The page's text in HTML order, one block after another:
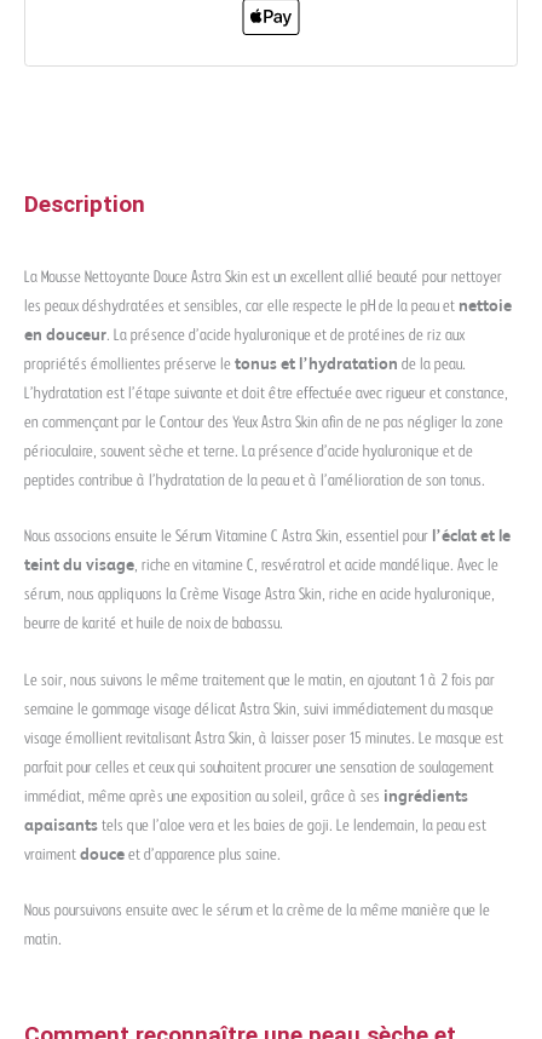
Description
La Mousse Nettoyante Douce Astra Skin est un excellent allié beauté pour nettoyer
les peaux déshydratées et sensibles, car elle respecte le pH de la peau et nettoie
en douceur. La présence d’acide hyaluronique et de protéines de riz aux
propriétés émollientes préserve le tonus et l’hydratation de la peau.
L’hydratation est l’étape suivante et doit être effectuée avec rigueur et constance,
en commençant par le Contour des Yeux Astra Skin afin de ne pas négliger la zone
périoculaire, souvent sèche et terne. La présence d’acide hyaluronique et de
peptides contribue à l’hydratation de la peau et à l’amélioration de son tonus.
Nous associons ensuite le Sérum Vitamine C Astra Skin, essentiel pour l’éclat et le
teint du visage, riche en vitamine C, resvératrol et acide mandélique. Avec le
sérum, nous appliquons la Crème Visage Astra Skin, riche en acide hyaluronique,
beurre de karité et huile de noix de babassu.
Le soir, nous suivons le même traitement que le matin, en ajoutant 1 à 2 fois par
semaine le gommage visage délicat Astra Skin, suivi immédiatement du masque
visage émollient revitalisant Astra Skin, à laisser poser 15 minutes. Le masque est
parfait pour celles et ceux qui souhaitent procurer une sensation de soulagement
immédiat, même après une exposition au soleil, grâce à ses ingrédients
apaisants tels que l’aloe vera et les baies de goji. Le lendemain, la peau est
vraiment douce et d’apparence plus saine.
Nous poursuivons ensuite avec le sérum et la crème de la même manière que le
matin.